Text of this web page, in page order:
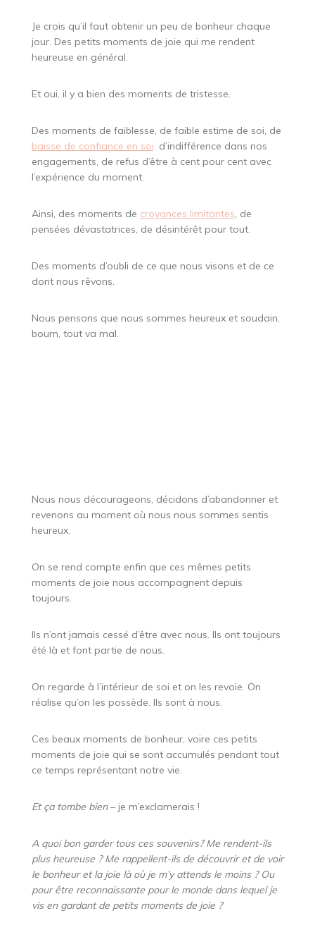
Je crois qu’il faut obtenir un peu de bonheur chaque
jour. Des petits moments de joie qui me rendent
heureuse en général.
Et oui, il y a bien des moments de tristesse.
Des moments de faiblesse, de faible estime de soi, de
baisse de confiance en soi, d’indifférence dans nos
engagements, de refus d’être à cent pour cent avec
l’expérience du moment.
Ainsi, des moments de croyances limitantes, de
pensées dévastatrices, de désintérêt pour tout.
Des moments d’oubli de ce que nous visons et de ce
dont nous rêvons.
Nous pensons que nous sommes heureux et soudain,
boum, tout va mal.
Nous nous décourageons, décidons d’abandonner et
revenons au moment où nous nous sommes sentis
heureux.
On se rend compte enfin que ces mêmes petits
moments de joie nous accompagnent depuis
toujours.
Ils n’ont jamais cessé d’être avec nous. Ils ont toujours
été là et font partie de nous.
On regarde à l’intérieur de soi et on les revoie. On
réalise qu’on les possède. Ils sont à nous.
Ces beaux moments de bonheur, voire ces petits
moments de joie qui se sont accumulés pendant tout
ce temps représentant notre vie.
Et ça tombe bien– je m’exclamerais !
A quoi bon garder tous ces souvenirs? Me rendent-ils
plus heureuse ? Me rappellent-ils de découvrir et de voir
le bonheur et la joie là où je m’y attends le moins ? Ou
pour être reconnaissante pour le monde dans lequel je
vis en gardant de petits moments de joie ?